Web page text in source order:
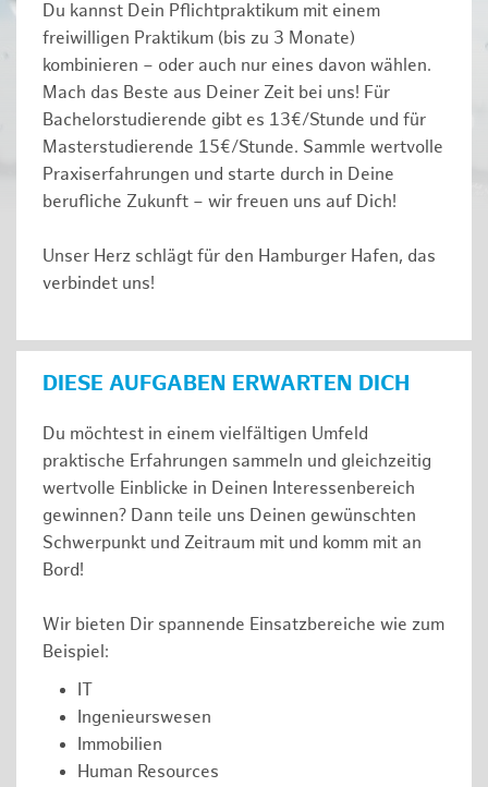
Du kannst Dein Pflichtpraktikum mit einem
freiwilligen Praktikum (bis zu 3 Monate)
kombinieren – oder auch nur eines davon wählen.
Mach das Beste aus Deiner Zeit bei uns! Für
Bachelorstudierende gibt es 13€/Stunde und für
Masterstudierende 15€/Stunde. Sammle wertvolle
Praxiserfahrungen und starte durch in Deine
berufliche Zukunft – wir freuen uns auf Dich!
Unser Herz schlägt für den Hamburger Hafen, das
verbindet uns!
DIESE AUFGABEN ERWARTEN DICH
Du möchtest in einem vielfältigen Umfeld
praktische Erfahrungen sammeln und gleichzeitig
wertvolle Einblicke in Deinen Interessenbereich
gewinnen? Dann teile uns Deinen gewünschten
Schwerpunkt und Zeitraum mit und komm mit an
Bord!
Wir bieten Dir spannende Einsatzbereiche wie zum
Beispiel:
IT
Ingenieurswesen
Immobilien
Human Resources